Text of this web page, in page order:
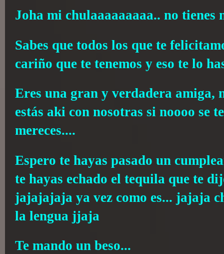
Joha mi chulaaaaaaaaa.. no tienes
Sabes que todos los que te
cariño que te tenemos y eso te lo
Eres una gran y verdadera amiga,
estás aki con nosotras si noooo se
mereces....
Espero te hayas pasado un
te hayas echado el tequila que te
jajajajaja ya vez como es... jajaja
la lengua jjaja
Te mando un beso...